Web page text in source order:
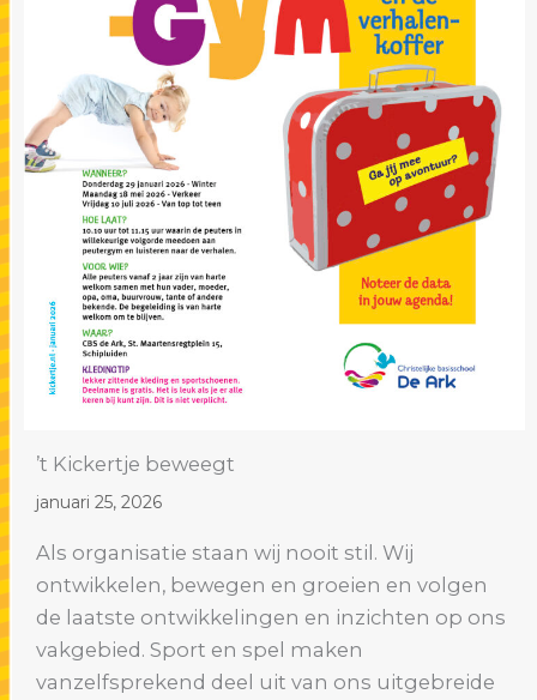
’t Kickertje beweegt
januari 25, 2026
Als organisatie staan wij nooit stil. Wij
ontwikkelen, bewegen en groeien en volgen
de laatste ontwikkelingen en inzichten op ons
vakgebied. Sport en spel maken
vanzelfsprekend deel uit van ons uitgebreide